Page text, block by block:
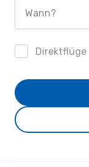
Wann?
Direktflüge